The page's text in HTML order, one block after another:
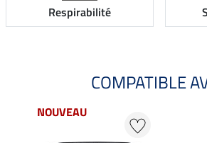
Respirabilité
COMPATIBLE
NOUVEAU